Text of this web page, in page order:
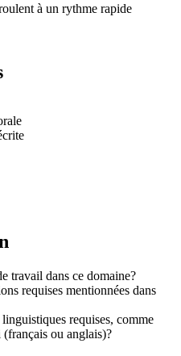
à un rythme rapide
travail dans ce domaine?
requises mentionnées dans
requises, comme
ou anglais)?